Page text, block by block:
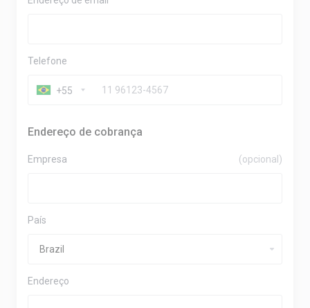
Telefone
+55
Endereço de cobrança
Empresa (opcional)
País
Endereço